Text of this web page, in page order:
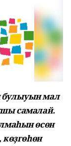
мал
самалай.
өсөн